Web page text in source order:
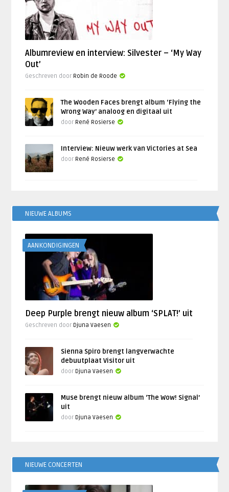
Albumreview en interview: Silvester – ‘My Way
Out’
Geschreven door Robin de Roode
The Wooden Faces brengt album ‘Flying the
Wrong Way’ analoog en digitaal uit
door René Rosierse
Interview: Nieuw werk van Victories at Sea
door René Rosierse
NIEUWE ALBUMS
AANKONDIGINGEN
Deep Purple brengt nieuw album ‘SPLAT!’ uit
Geschreven door Djuna Vaesen
Sienna Spiro brengt langverwachte
debuutplaat Visitor uit
door Djuna Vaesen
Muse brengt nieuw album ‘The Wow! Signal’
uit
door Djuna Vaesen
NIEUWE CONCERTEN